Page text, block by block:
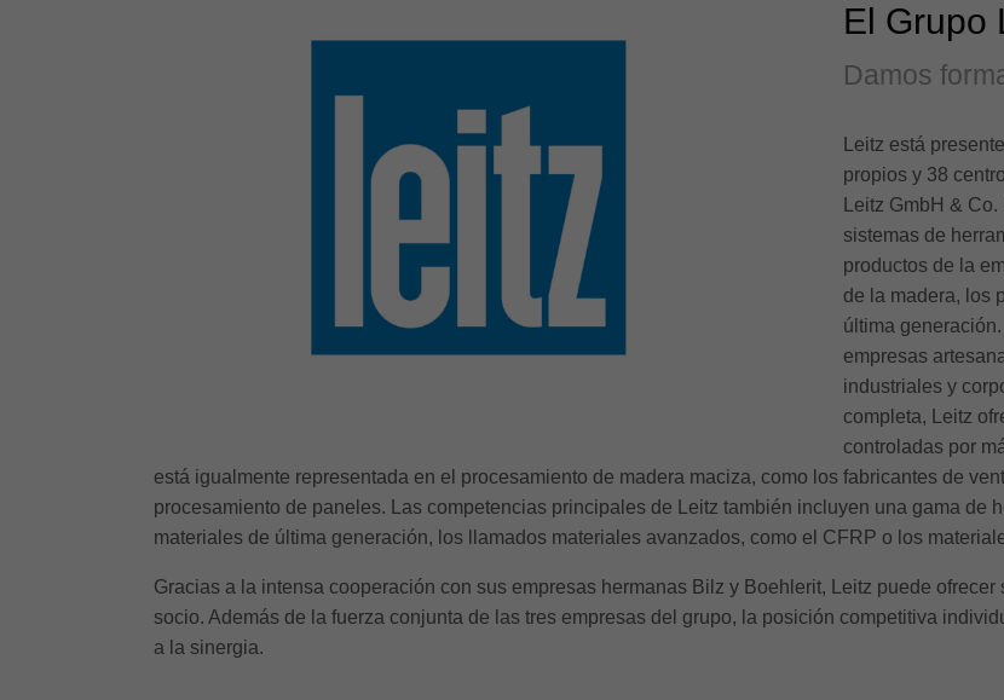
El Grupo
Damos
Leitz está
propios y 38
Leitz GmbH &
sistemas de
productos de la
de la madera, los
última
empresas
industriales y
completa, Leitz
controladas por
está igualmente representada en el procesamiento de madera maciza, como los fabricantes de
procesamiento de paneles. Las competencias principales de Leitz también incluyen una gama de
materiales de última generación, los llamados materiales avanzados, como el CFRP o los
Gracias a la intensa cooperación con sus empresas hermanas Bilz y Boehlerit, Leitz puede
socio. Además de la fuerza conjunta de las tres empresas del grupo, la posición competitiva
a la sinergia.